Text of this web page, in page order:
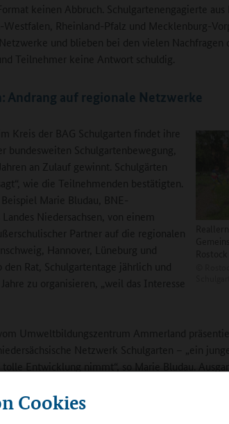
Cookies
keinen Abbruch. Schulgartenengagierte aus
Westfalen, Rheinland-Pfalz und Mecklenburg-
und blieben bei den vielen Nachfragen
Teilnehmer keine Antwort schuldig.
Andrang auf regionale Netzwerke
Kreis der BAG Schulgarten findet ihre
bundesweiten Schulgartenbewegung,
an Zulauf gewinnt. Schulgärten
wie die Teilnehmenden bestätigten.
Marie Bludau, BNE-
Niedersachsen, von einem
Partner auf die regionalen
Hannover, Lüneburg und
den Rat, Schulgartentage jährlich und
zu organisieren, „weil das Interesse
Umweltbildungszentrum Ammerland
Netzwerk Schulgarten – „ein
tolle Entwicklung nimmt“, so Marie Bludau.
im Niedersächsischen Kultusministerium ein,
Aufbau von Schulgärten oder um brachliegende